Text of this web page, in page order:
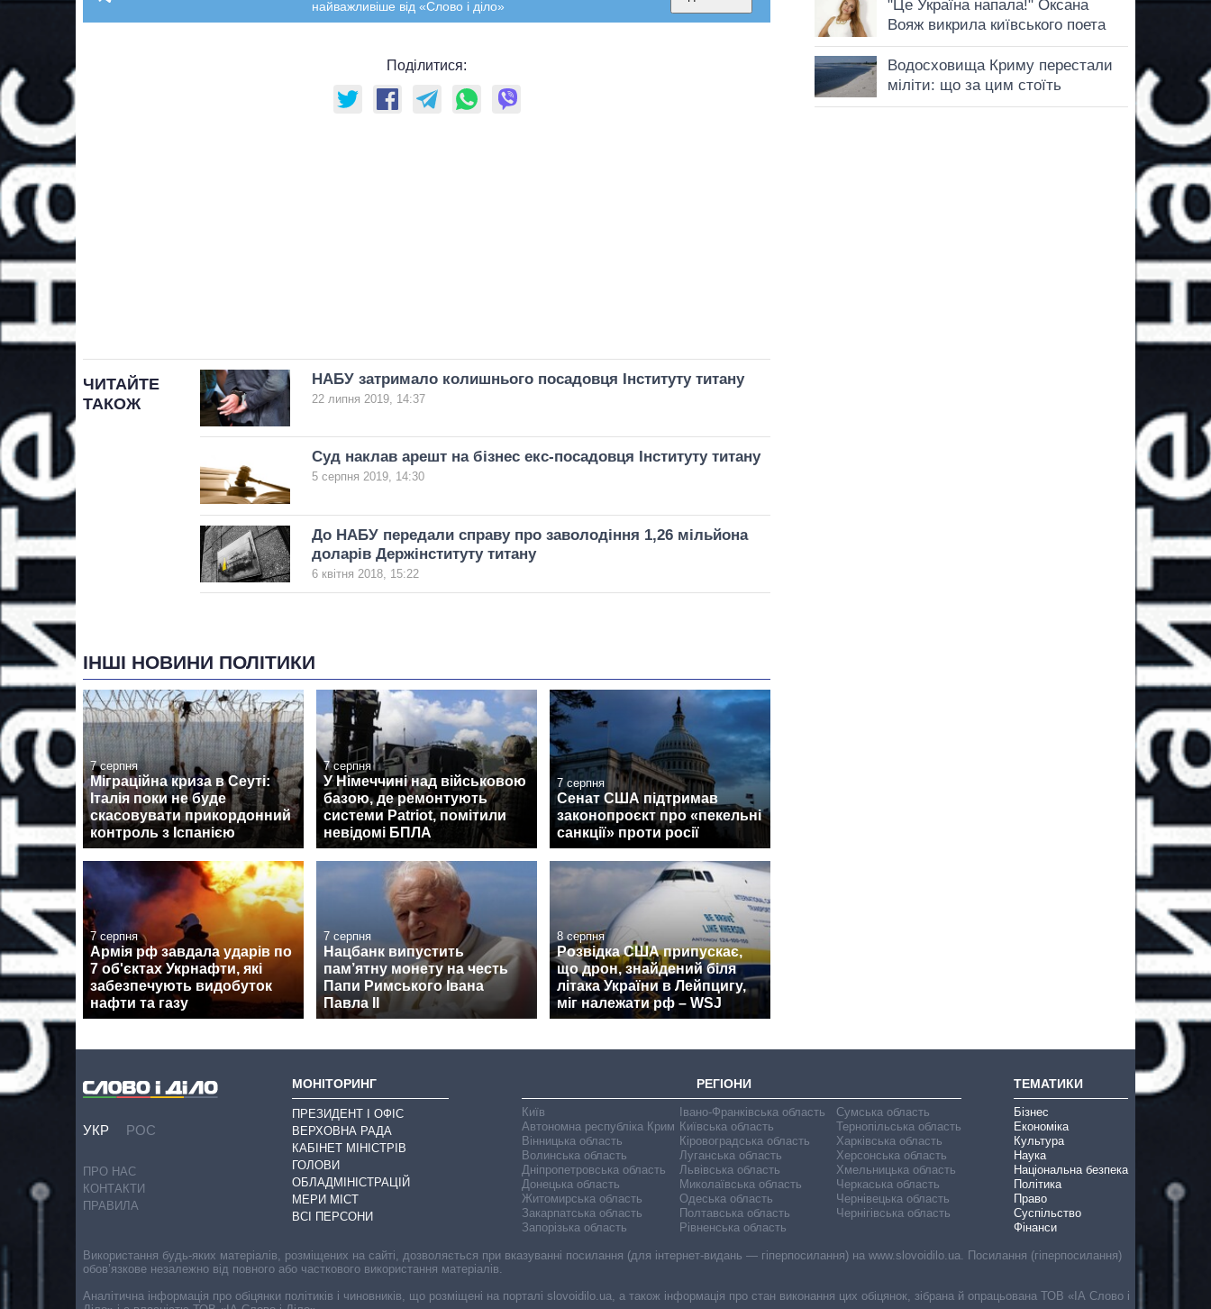
найважливіше від «Слово і діло»
Поділитися:
ЧИТАЙТЕ
ТАКОЖ
НАБУ затримало колишнього посадовця Інституту титану
22 липня 2019, 14:37
Суд наклав арешт на бізнес екс-посадовця Інституту титану
5 серпня 2019, 14:30
До НАБУ передали справу про заволодіння 1,26 мільйона
доларів Держінституту титану
6 квітня 2018, 15:22
ІНШІ НОВИНИ ПОЛІТИКИ
7 серпня
Міграційна криза в Сеуті:
Італія поки не буде
скасовувати прикордонний
контроль з Іспанією
7 серпня
У Німеччині над військовою
базою, де ремонтують
системи Patriot, помітили
невідомі БПЛА
7 серпня
Сенат США підтримав
законопроєкт про «пекельні
санкції» проти росії
7 серпня
Армія рф завдала ударів по
7 об'єктах Укрнафти, які
забезпечують видобуток
нафти та газу
7 серпня
Нацбанк випустить
пам’ятну монету на честь
Папи Римського Івана
Павла II
8 серпня
Розвідка США припускає,
що дрон, знайдений біля
літака України в Лейпцигу,
міг належати рф – WSJ
УКР РОС
ПРО НАС
КОНТАКТИ
ПРАВИЛА
МОНІТОРИНГ
ПРЕЗИДЕНТ І ОФІС
ВЕРХОВНА РАДА
КАБІНЕТ МІНІСТРІВ
ГОЛОВИ
ОБЛАДМІНІСТРАЦІЙ
МЕРИ МІСТ
ВСІ ПЕРСОНИ
РЕГІОНИ
Київ
Автономна республіка Крим
Вінницька область
Волинська область
Дніпропетровська область
Донецька область
Житомирська область
Закарпатська область
Запорізька область
Івано-Франківська область
Київська область
Кіровоградська область
Луганська область
Львівська область
Миколаївська область
Одеська область
Полтавська область
Рівненська область
Сумська область
Тернопільська область
Харківська область
Херсонська область
Хмельницька область
Черкаська область
Чернівецька область
Чернігівська область
ТЕМАТИКИ
Бізнес
Економіка
Культура
Наука
Національна безпека
Політика
Право
Суспільство
Фінанси
Використання будь-яких матеріалів, розміщених на сайті, дозволяється при вказуванні посилання (для інтернет-видань — гіперпосилання) на www.slovoidilo.ua. Посилання (гіперпосилання)
обов’язкове незалежно від повного або часткового використання матеріалів.
Аналітична інформація про обіцянки політиків і чиновників, що розміщені на порталі slovoidilo.ua, а також інформація про стан виконання цих обіцянок, зібрана й опрацьована ТОВ «ІА Слово і